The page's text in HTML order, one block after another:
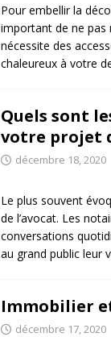
Pour embellir la
important de ne pas
nécessite des
chaleureux à votre
Quels sont
votre projet
décembre 18, 2020
Le plus souvent
de l’avocat. Les
conversations
au grand public leur
Immobilier
décembre 17, 2020